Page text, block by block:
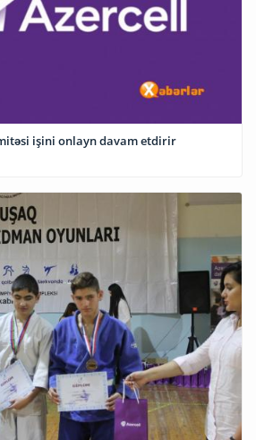
işini onlayn davam etdirir